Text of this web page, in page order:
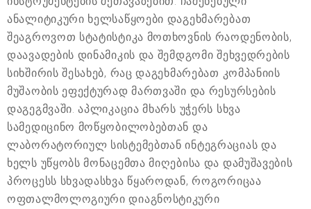
ანალიტიკური ხელსაწყოები დაგეხმარებათ
შეაგროვოთ სტატისტიკა მოთხოვნის რაოდენობის,
დაავადების დინამიკის და შემდგომი შეხვედრების
სიხშირის შესახებ, რაც დაგეხმარებათ კომპანიის
მუშაობის ეფექტურად მართვაში და რესურსების
დაგეგმვაში. აპლიკაცია მხარს უჭერს სხვა
სამედიცინო მოწყობილობებთან და
ლაბორატორიულ სისტემებთან ინტეგრაციას და
ხელს უწყობს მონაცემთა მიღებისა და დამუშავების
პროცესს სხვადასხვა წყაროდან, როგორიცაა
ოფთალმოლოგიური დიაგნოსტიკური